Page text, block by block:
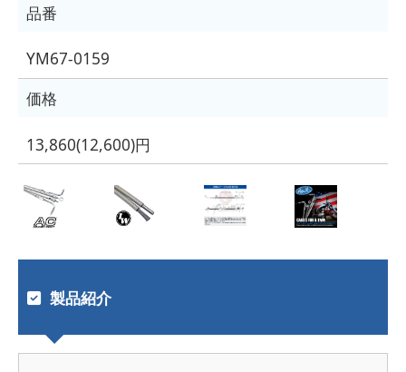
品番
YM67-0159
価格
13,860(12,600)円
製品紹介